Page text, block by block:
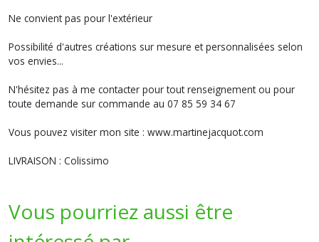
Ne convient pas pour l'extérieur
Possibilité d'autres créations sur mesure et personnalisées selon
vos envies...
N'hésitez pas à me contacter pour tout renseignement ou pour
toute demande sur commande au 07 85 59 34 67
Vous pouvez visiter mon site : www.martinejacquot.com
LIVRAISON : Colissimo
Vous pourriez aussi être